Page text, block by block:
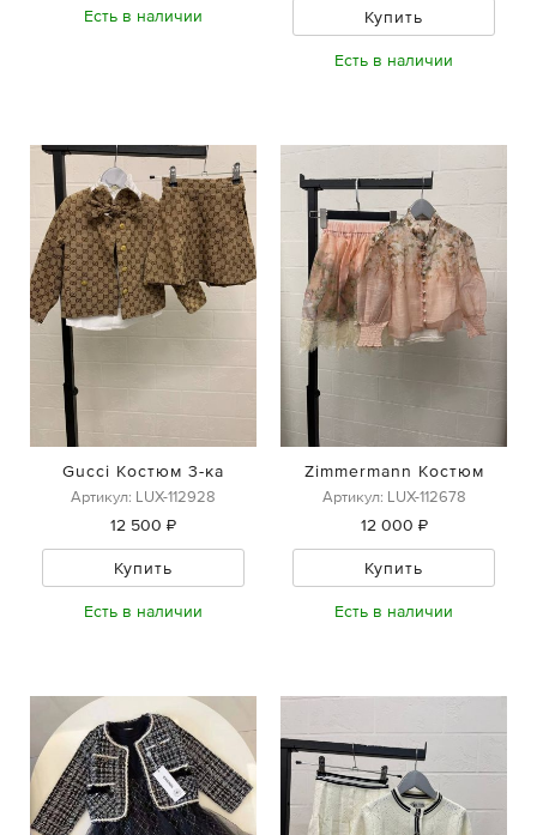
Есть в наличии Купить
Есть в наличии
Gucci Костюм 3-ка
Артикул: LUX-112928
12 500 ₽
Купить
Есть в наличии
Zimmermann Костюм
Артикул: LUX-112678
12 000 ₽
Купить
Есть в наличии